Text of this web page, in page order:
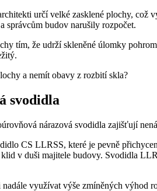
určí velké zasklené plochy, což
správcům budov narušily rozpočet.
tím, že udrží skleněné úlomky
a nemít obavy z rozbití skla?
svodidla
nárazová svodidla zajišťují
CS LLRSS, které je pevně
v duši majitele budovy. Svodidla
využívat výše zmíněných výhod